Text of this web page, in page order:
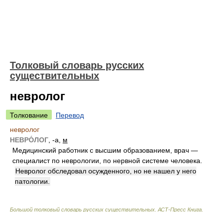
Толковый словарь русских
существительных
невролог
Толкование
Перевод
невролог
НЕВРО́ЛОГ , -а, м
Медицинский работник с высшим образованием, врач —
специалист по неврологии, по нервной системе человека.
Невролог обследовал осужденного, но не нашел у него
патологии.
Большой толковый словарь русских существительных. АСТ-Пресс Книга